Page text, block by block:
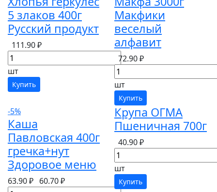
5 злаков 400г
Русский продукт
111.90 ₽
шт
Купить
Макфики
веселый
алфавит
72.90 ₽
шт
Купить
-5%
Каша
Павловская 400г
гречка+нут
Здоровое меню
63.90 ₽ 60.70 ₽
Крупа ОГМА
Пшеничная 700г
40.90 ₽
шт
Купить